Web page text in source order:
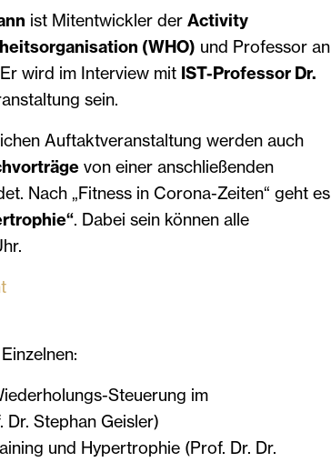
ist Mitentwickler der Activity
(WHO) und Professor an
wird im Interview mit IST-Professor Dr.
sein.
Auftaktveranstaltung werden auch
von einer anschließenden
Nach „Fitness in Corona-Zeiten“ geht es
. Dabei sein können alle
Steuerung im
Stephan Geisler)
und Hypertrophie (Prof. Dr. Dr.